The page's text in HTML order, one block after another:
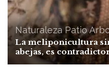
Naturaleza Patio
La meliponicultura
abejas, es